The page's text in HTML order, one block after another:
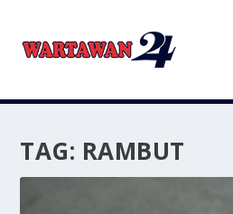
TAG: RAMBUT